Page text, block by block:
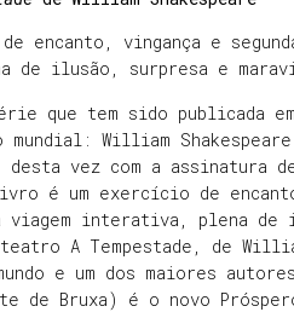
encanto, vingança e
de ilusão, surpresa e
que tem sido publicada
William
vez com a assinatura de
é um exercício de
viagem interativa, plena
A Tempestade, de
e um dos maiores
de Bruxa) é o novo